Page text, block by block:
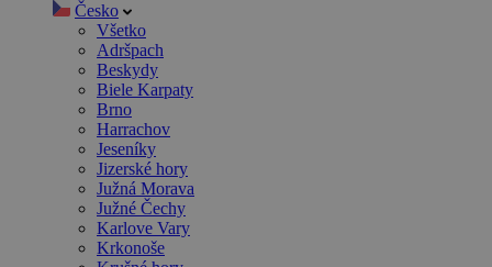
Česko
Všetko
Adršpach
Beskydy
Biele Karpaty
Brno
Harrachov
Jeseníky
Jizerské hory
Južná Morava
Južné Čechy
Karlove Vary
Krkonoše